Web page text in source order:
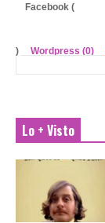
Facebook (
) Wordpress (0)
Lo + Visto